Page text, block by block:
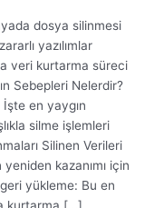
dosya silinmesi
yazılımlar
veri kurtarma süreci
Sebepleri Nelerdir?
en yaygın
silme işlemleri
Silinen Verileri
kazanımı için
yükleme: Bu en